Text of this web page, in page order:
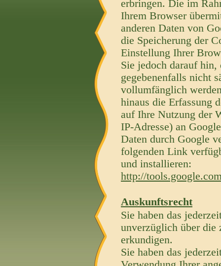
erbringen. Die im
Ihrem Browser
anderen Daten von
die Speicherung der
Einstellung Ihrer
Sie jedoch darauf
gegebenenfalls nicht
vollumfänglich
hinaus die Erfassung
auf Ihre Nutzung der
IP-Adresse) an
Daten durch Google
folgenden Link
und installieren:
http://
Auskunftsrecht
Sie haben das
unverzüglich über die
erkundigen.
Sie haben das